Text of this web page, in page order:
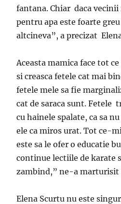
fantana. Chiar daca
pentru apa este foarte
altcineva”, a precizat
Aceasta mamica face tot
si creasca fetele cat mai
fetele mele sa fie
cat de saraca sunt. Fetele
cu hainele spalate, ca sa
ele ca miros urat. Tot ce-
este sa le ofer o educatie
continue lectiile de karate
zambind,” ne-a marturisit
Elena Scurtu nu este